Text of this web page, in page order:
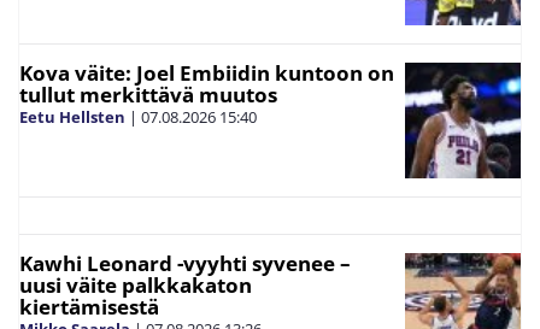
Kova väite: Joel Embiidin kuntoon on
tullut merkittävä muutos
Eetu Hellsten | 07.08.2026 15:40
Kawhi Leonard -vyyhti syvenee –
uusi väite palkkakaton
kiertämisestä